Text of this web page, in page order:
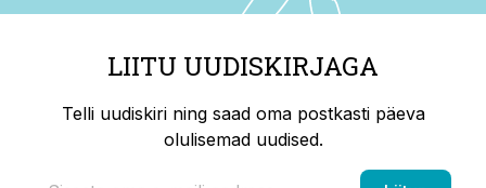
LIITU UUDISKIRJAGA
Telli uudiskiri ning saad oma postkasti päeva
olulisemad uudised.